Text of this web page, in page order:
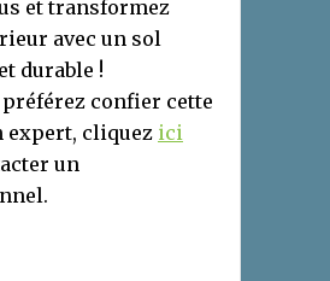
et transformez
avec un sol
durable !
confier cette
expert, cliquez ici
un